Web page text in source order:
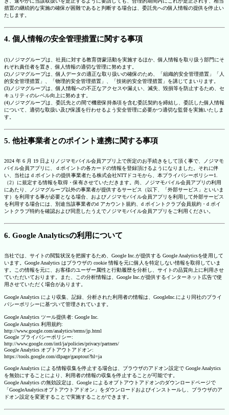
措置の継続的な実施の確保が困難であると判断する場合は、委託先への個人情報の提供を停止い
たします。
4. 個人情報の安全管理措置に関する事項
(1)ノジマグループは、社員に対する教育啓蒙活動を実施するほか、個人情報を取り扱う部門にそ
れぞれ責任者を置き、個人情報の適切な管理に努めます。
(2)ノジマグループは、個人データの適正な取り扱いの確保のため、「組織的安全管理措置」「人
的安全管理措置」、「物理的安全管理措置」、「技術的安全管理措置」を講じてまいります。
(3)ノジマグループは、個人情報への不正なアクセスや漏えい、滅失、毀損等を防止するため、セ
キュリティのレベル向上に努めます。
(4)ノジマグループは、委託先との間で機密保持条項を含む委託契約を締結し、委託した個人情報
について、適切な取扱い及び保護を行わせるよう安全管理に必要かつ適切な監督を実施いたしま
す。
5. 他社事業者とのポイント連携に関する事項
2024 年 6 月 19 日よりノジマモバイル会員アプリ上で所定のお手続きをして頂く事で、ノジマモ
バイル会員アプリに、ｄポイントの各カードの情報を登録頂けるようになりました。それに伴
い、当社は d ポイントの提供事業者たる株式会社NTTドコモから、本プライバシーポリシー1.
（2）に規定する情報を取得・保有させていただきます。尚、ノジマモバイル会員アプリの利用
にあたり、ノジマグループ以外の事業者が提供するサービス（以下、「外部サービス」といいま
す）を利用する事が必要となる場合、およびノジマモバイル会員アプリを利用して外部サービス
を利用する場合には、別途当該事業者のd アカウント規約、d ポイントクラブ会員規約・d ポイ
ントクラブ特約を確認および同意したうえでノジマモバイル会員アプリをご利用ください。
6. Google Analyticsの利用について
当社では、サイトの閲覧状況を把握するため、Google Inc.が提供する Google Analyticsを使用して
います。Google Analytics はブラウザの cookie 情報を元に個人を特定しない情報を取得していま
す。この情報を元に、お客様のユーザー属性と行動履歴を分析し、サイトの品質向上に利用させ
ていただいております。また、この分析情報は、Google Inc.が提供するインターネット広告で使
用させていただく場合があります。
Google Analytics により収集、記録、分析された利用者の情報は、GoogleInc.により同社のプライ
バシーポリシーに基づいて管理されています。
Google Analytics ツール提供者: Google Inc.
Google Analytics 利用規約:
http://www.google.com/analytics/terms/jp.html
Google プライバシーポリシー:
http://www.google.com/intl/ja/policies/privacy/partners/
Google Analytics オプトアウトアドオン:
https://tools.google.com/dlpage/gaoptout?hl=ja
Google Analytics による情報収集を停止する場合は、ブラウザのアドオン設定で Google Analytics
を無効にすることにより、利用者の情報の収集を停止することが可能です。
Google Analytics の無効設定は、Google によるオプトアウトアドオンのダウンロードページで
「GoogleAnalyticsオプトアウトアドオン」をダウンロードおよびインストールし、ブラウザのア
ドオン設定を変更することで実施することができます。